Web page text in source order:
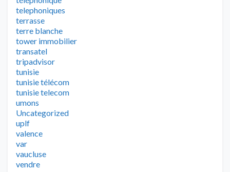
telephoniques
terrasse
terre blanche
tower immobilier
transatel
tripadvisor
tunisie
tunisie télécom
tunisie telecom
umons
Uncategorized
uplf
valence
var
vaucluse
vendre